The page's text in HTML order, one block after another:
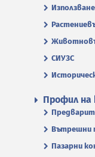
СИУЗС
Профил на
Вътрешни
Пазарни